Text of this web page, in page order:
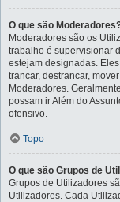
O que são
Moderadores são os
trabalho é supervisionar
estejam designadas.
trancar, destrancar,
Moderadores.
possam ir Além do
ofensivo.
Topo
O que são Grupos de
Grupos de Utilizadores
Utilizadores. Cada